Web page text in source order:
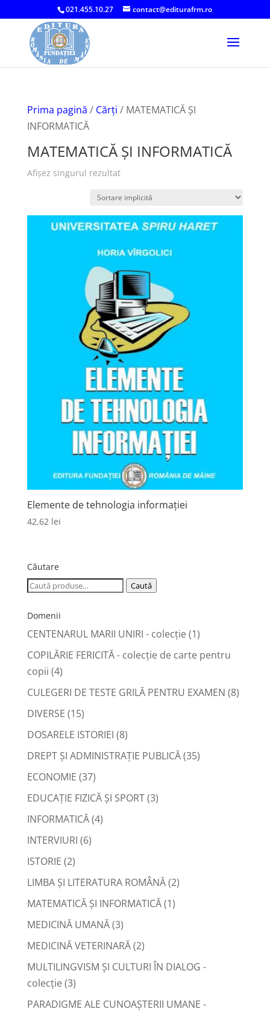
021.455.10.27 contact@editurafrm.ro
Prima pagină / Cărți / MATEMATICĂ ŞI
INFORMATICĂ
MATEMATICĂ ŞI INFORMATICĂ
Afișez singurul rezultat
Elemente de tehnologia informației
42,62 lei
Căutare
Caută
Caută
Domenii
CENTENARUL MARII UNIRI - colecție(1)
COPILĂRIE FERICITĂ - colecţie de carte pentru
copii (4)
CULEGERI DE TESTE GRILĂ PENTRU EXAMEN (8)
DIVERSE (15)
DOSARELE ISTORIEI (8)
DREPT ŞI ADMINISTRAŢIE PUBLICĂ(35)
ECONOMIE (37)
EDUCAŢIE FIZICĂ ŞI SPORT(3)
INFORMATICĂ(4)
INTERVIURI (6)
ISTORIE (2)
LIMBA ŞI LITERATURA ROMÂNĂ(2)
MATEMATICĂ ŞI INFORMATICĂ(1)
MEDICINĂ UMANĂ(3)
MEDICINĂ VETERINARĂ(2)
MULTILINGVISM ȘI CULTURI ÎN DIALOG -
colecție(3)
PARADIGME ALE CUNOAȘTERII UMANE -